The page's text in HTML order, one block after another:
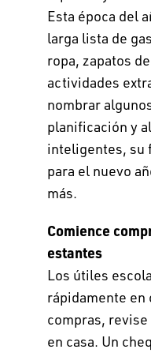
Esta época del
larga lista de
ropa, zapatos
actividades
nombrar
planificación y
inteligentes, su
para el nuevo
más.
Comience
estantes
Los útiles
rápidamente en
compras,
en casa. Un